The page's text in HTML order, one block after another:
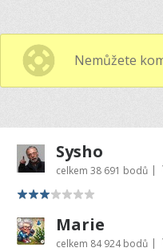
Nemůžete
Sysho
celkem 38 691 bodů |
Marie
celkem 84 924 bodů |